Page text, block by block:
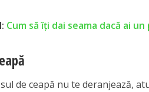
Cum să îți dai seama dacă ai
de ceapă nu te deranjează,